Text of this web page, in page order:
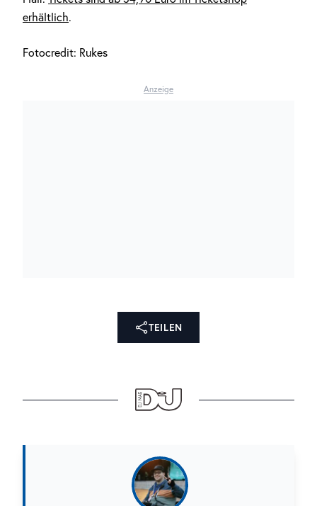
erhältlich.
Fotocredit: Rukes
Anzeige
TEILEN